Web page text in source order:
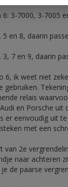
3-7000, 3-7005
en 8, daarin
7 en 9, daarin
6, ik weet niet
relais
en Porsche
er eenvoudig uit
met een
van 2e
naar achteren
de paarse